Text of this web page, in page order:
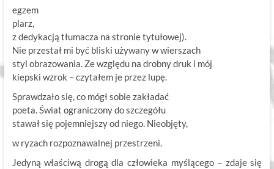
egzem
plarz,
z dedykacją tłumacza na stronie tytułowej).
Nie przestał mi być bliski używany w wierszach
styl obrazowania. Ze względu na drobny druk i mój
kiepski wzrok – czytałem je przez lupę.
Sprawdzało się, co mógł sobie zakładać
poeta. Świat ograniczony do szczegółu
stawał się pojemniejszy od niego. Nieobjęty,
w ryzach rozpoznawalnej przestrzeni.
Jedyną właściwą drogą dla człowieka myślącego – zdaje się